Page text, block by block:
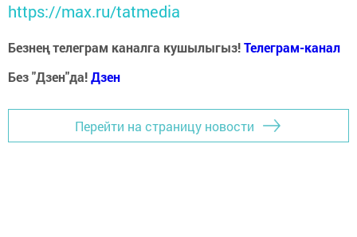
https://max.ru/tatmedia
Безнең телеграм каналга кушылыгыз!Телеграм-канал
Без "Дзен"да!Дзен
Перейти на страницу новости